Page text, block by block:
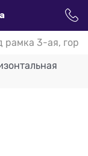
рамка 3-ая,